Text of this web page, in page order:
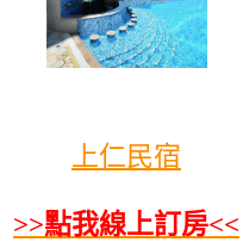
上仁民宿
>>點我線上訂房<<